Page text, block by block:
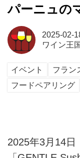
パーニュの
2025-02-
ワイン王
イベント フラン
フードペアリング
2025年3月14日